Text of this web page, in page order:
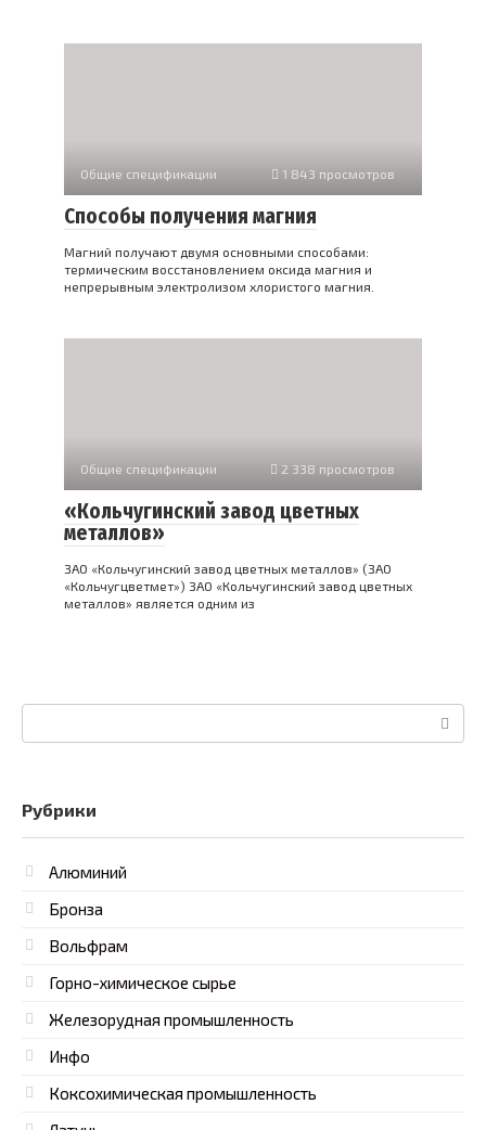
Общие спецификации 1 843 просмотров
Способы получения магния
Магний получают двумя основными способами:
термическим восстановлением оксида магния и
непрерывным электролизом хлористого магния.
Общие спецификации 2 338 просмотров
«Кольчугинский завод цветных
металлов»
ЗАО «Кольчугинский завод цветных металлов» (ЗАО
«Кольчугцветмет») ЗАО «Кольчугинский завод цветных
металлов» является одним из
Поиск:
Рубрики
Алюминий
Бронза
Вольфрам
Горно-химическое сырье
Железорудная промышленность
Инфо
Коксохимическая промышленность